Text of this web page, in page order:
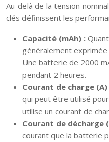
Au-delà de la tension
clés définissent les
Capacité (mAh) :
généralement
Une batterie de 2000
pendant 2 heures.
Courant de charge (A)
qui peut être utilisé
utilise un courant de
Courant de décharge
courant que la batterie